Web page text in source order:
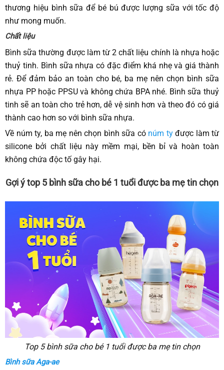
thương hiệu bình sữa để bé bú được lượng sữa với tốc độ
như mong muốn.
Chất liệu
Bình sữa thường được làm từ 2 chất liệu chính là nhựa hoặc
thuỷ tinh. Bình sữa nhựa có đặc điểm khá nhẹ và giá thành
rẻ. Để đảm bảo an toàn cho bé, ba mẹ nên chọn bình sữa
nhựa PP hoặc PPSU và không chứa BPA nhé. Bình sữa thuỷ
tinh sẽ an toàn cho trẻ hơn, dễ vệ sinh hơn và theo đó có giá
thành cao hơn so với bình sữa nhựa.
Về núm ty, ba mẹ nên chọn bình sữa có núm tyđược làm từ
silicone bởi chất liệu này mềm mại, bền bỉ và hoàn toàn
không chứa độc tố gây hại.
Gợi ý top 5 bình sữa cho bé 1 tuổi được ba mẹ tin chọn
Top 5 bình sữa cho bé 1 tuổi được ba mẹ tin chọn
Bình sữa Aga-ae